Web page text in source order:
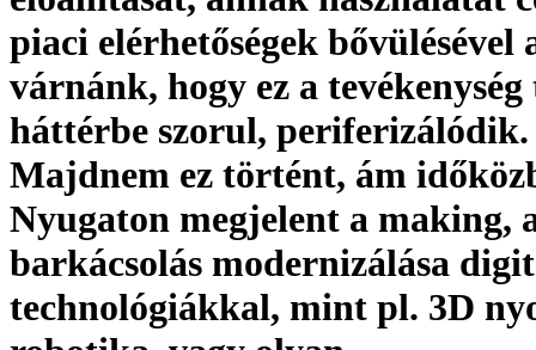
piaci elérhetőségek bővülésével
várnánk, hogy ez a tevékenység
háttérbe szorul, periferizálódik.
Majdnem ez történt, ám
Nyugaton megjelent a making,
barkácsolás modernizálása
technológiákkal, mint pl. 3D